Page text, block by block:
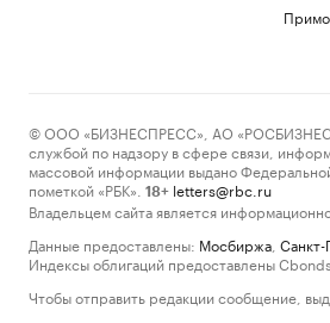
© ООО «БИЗНЕСПРЕСС», АО
службой по надзору в сфере связи,
массовой информации выдано
пометкой «РБК».
18+ letters@rbc.ru
Владельцем сайта является
Данные предоставлены: Мосбиржа
Индексы облигаций предоставлены
Чтобы отправить редакции сообщение,